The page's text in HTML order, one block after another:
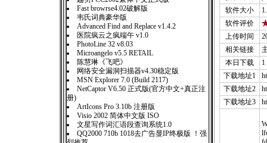
Fast browrse4.02破解版
韦氏词典豪华版
Advanced Find and Replace v1.4.2
医院疯云之疯端午 v1.0
PhotoLine 32 v8.03
Microangelo v5.5 RETAIL
陈慧琳《飞吧》
网络安全漏洞扫描器v4.30稳定版
MSN Explorer 7.0 (Build 2117)
NetCaptor V6.50 正式版(官方中文+真正注
册)
ArtIcons Pro 3.10b 注册版
Visio 2002 简体中文版 ISO
文星写作词汇语段查询系统1.0
QQ2000 710b 1018去广告显IP终极版 ！强
软件大小
软件评价
上传时间
相关链接
本日下载
下载地址1
下载地址2
下载地址3